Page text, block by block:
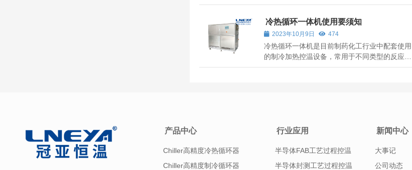
然融入无锡冠亚解决方案。
冷热循环一体机使用要须知
2023年10月9日 474
冷热循环一体机是目前制药化工行业中配套使用
的制冷加热控温设备，常用于不同类型的反应釜
反应器等，那么，在使用中需要注意哪些使用要
产品中心
Chiller高精度冷热循环器
Chiller高精度制冷循环器
行业应用
半导体FAB工艺过程控温
半导体封测工艺过程控温
新闻中心
大事记
公司动态